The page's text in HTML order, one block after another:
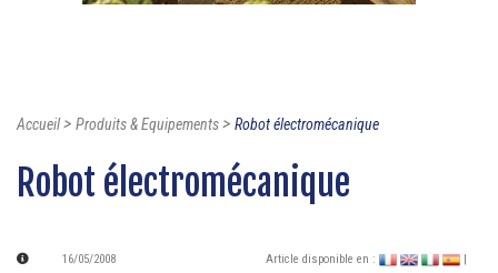
Accueil> Produits & Equipements> Robot électromécanique
Robot électromécanique
16/05/2008 Article disponible en :